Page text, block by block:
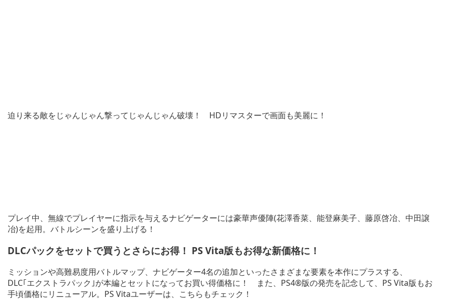
迫り来る敵をじゃんじゃん撃ってじゃんじゃん破壊！ HDリマスターで画面も美麗に！
プレイ中、無線でプレイヤーに指示を与えるナビゲーターには豪華声優陣(花澤香菜、能登麻美子、藤原啓冶、中田譲
冶)を起用。バトルシーンを盛り上げる！
DLCパックをセットで買うとさらにお得！ PS Vita版もお得な新価格に！
ミッションや高難易度用バトルマップ、ナビゲーター4名の追加といったさまざまな要素を本作にプラスする、
DLC｢エクストラパック｣が本編とセットになってお買い得価格に！ また、PS4®版の発売を記念して、PS Vita版もお
手頃価格にリニューアル。PS Vitaユーザーは、こちらもチェック！